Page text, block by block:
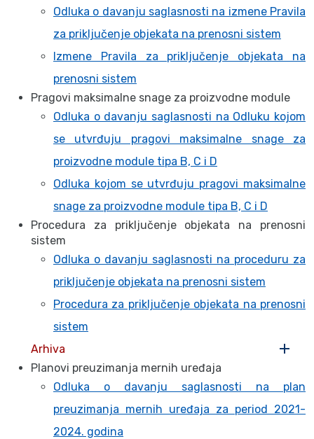
Odluka o davanju saglasnosti na izmene Pravila
za priključenje objekata na prenosni sistem
Izmene Pravila za priključenje objekata na
prenosni sistem
Pragovi maksimalne snage za proizvodne module
Odluka o davanju saglasnosti na Odluku kojom
se utvrđuju pragovi maksimalne snage za
proizvodne module tipa B, C i D
Odluka kojom se utvrđuju pragovi maksimalne
snage za proizvodne module tipa B, C i D
Procedura za priključenje objekata na prenosni
sistem
Odluka o davanju saglasnosti na proceduru za
priključenje objekata na prenosni sistem
Procedura za priključenje objekata na prenosni
sistem
Arhiva
Planovi preuzimanja mernih uređaja
Odluka o davanju saglasnosti na plan
preuzimanja mernih uređaja za period 2021-
2024. godina